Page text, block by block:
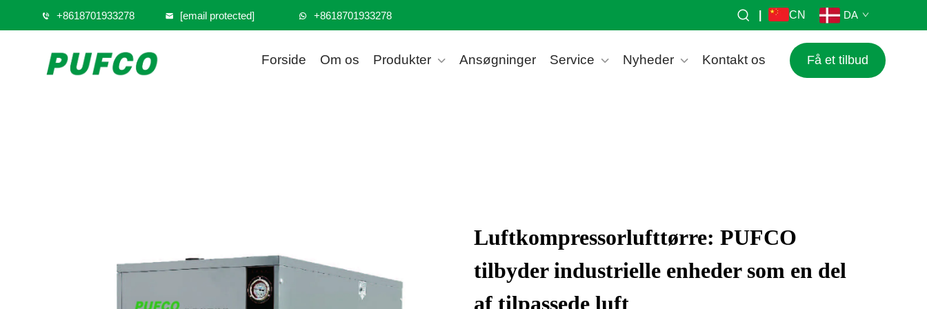
+8618701933278 [email protected] +8618701933278 CN DA
Forside Om os Produkter Ansøgninger Service Nyheder Kontakt os Få et tilbud
Luftkompressorlufttørre: PUFCO
tilbyder industrielle enheder som en del
af tilpassede luft